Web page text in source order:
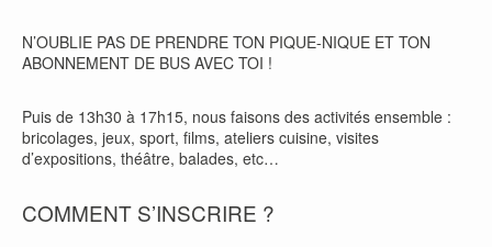
N’OUBLIE PAS DE PRENDRE TON PIQUE-NIQUE ET TON
ABONNEMENT DE BUS AVEC TOI !
Puis de 13h30 à 17h15, nous faisons des activités ensemble :
bricolages, jeux, sport, films, ateliers cuisine, visites
d’expositions, théâtre, balades, etc…
COMMENT S’INSCRIRE ?